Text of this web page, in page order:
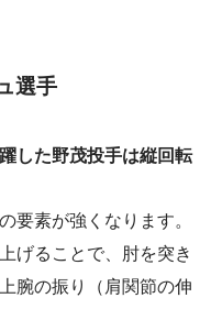
選手
した野茂投手は縦回転
要素が強くなります。
げることで、肘を突き
腕の振り（肩関節の伸